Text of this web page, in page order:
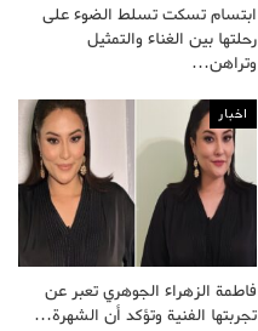
ابتسام تسكت تسلط الضوء على
رحلتها بين الغناء والتمثيل
وتراهن…
اخبار
فاطمة الزهراء الجوهري تعبر عن
تجربتها الفنية وتؤكد أن الشهرة…